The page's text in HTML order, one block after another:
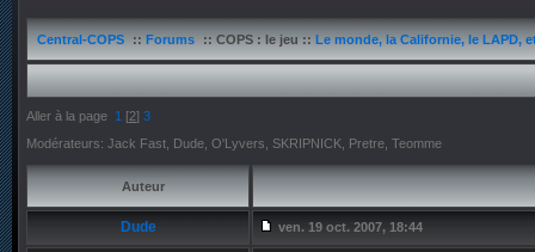
Central-COPS :: Forums :: COPS : le jeu :: Le monde, la Californie, le LAPD,
Aller à la page 1 [2] 3
Modérateurs: Jack Fast, Dude, O'Lyvers, SKRIPNICK, Pretre, Teomme
Auteur
Dude ven. 19 oct. 2007, 18:44